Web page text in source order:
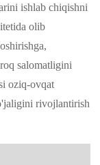
ishlab chiqishni
olib
salomatligini
oziq-ovqat
rivojlantirish